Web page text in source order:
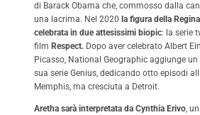
di Barack Obama che, commosso dalla
una lacrima. Nel 2020 la figura della
celebrata in due attesissimi biopic: la serie
film Respect. Dopo aver celebrato Albert
Picasso, National Geographic aggiunge
sua serie Genius, dedicando otto episodi
Memphis, ma cresciuta a Detroit.
Aretha sarà interpretata da Cynthia Erivo,